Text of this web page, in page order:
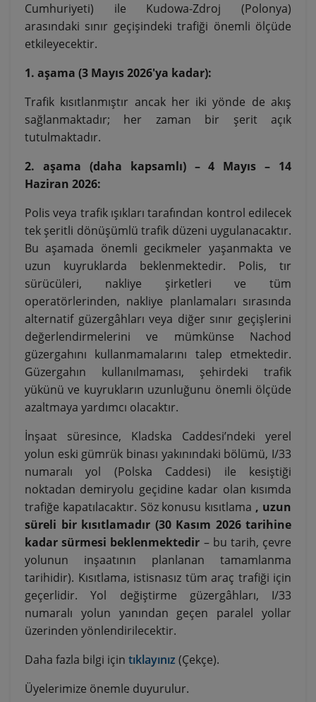
Cumhuriyeti) ile Kudowa-Zdroj (Polonya)
arasındaki sınır geçişindeki trafiği önemli ölçüde
etkileyecektir.
1. aşama (3 Mayıs 2026'ya kadar):
Trafik kısıtlanmıştır ancak her iki yönde de akış
sağlanmaktadır; her zaman bir şerit açık
tutulmaktadır.
2. aşama (daha kapsamlı) – 4 Mayıs – 14
Haziran 2026:
Polis veya trafik ışıkları tarafından kontrol edilecek
tek şeritli dönüşümlü trafik düzeni uygulanacaktır.
Bu aşamada önemli gecikmeler yaşanmakta ve
uzun kuyruklarda beklenmektedir. Polis, tır
sürücüleri, nakliye şirketleri ve tüm
operatörlerinden, nakliye planlamaları sırasında
alternatif güzergâhları veya diğer sınır geçişlerini
değerlendirmelerini ve mümkünse Nachod
güzergahını kullanmamalarını talep etmektedir.
Güzergahın kullanılmaması, şehirdeki trafik
yükünü ve kuyrukların uzunluğunu önemli ölçüde
azaltmaya yardımcı olacaktır.
İnşaat süresince, Kladska Caddesi’ndeki yerel
yolun eski gümrük binası yakınındaki bölümü, I/33
numaralı yol (Polska Caddesi) ile kesiştiği
noktadan demiryolu geçidine kadar olan kısımda
trafiğe kapatılacaktır. Söz konusu kısıtlama , uzun
süreli bir kısıtlamadır (30 Kasım 2026 tarihine
kadar sürmesi beklenmektedir – bu tarih, çevre
yolunun inşaatının planlanan tamamlanma
tarihidir). Kısıtlama, istisnasız tüm araç trafiği için
geçerlidir. Yol değiştirme güzergâhları, I/33
numaralı yolun yanından geçen paralel yollar
üzerinden yönlendirilecektir.
Daha fazla bilgi için tıklayınız (Çekçe).
Üyelerimize önemle duyurulur.